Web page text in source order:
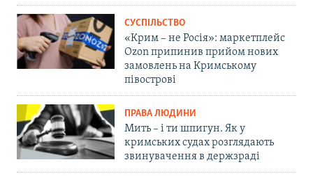
СУСПІЛЬСТВО
«Крим – не Росія»: маркетплейс
Ozon припинив прийом нових
замовлень на Кримському
півострові
ПРАВА ЛЮДИНИ
Мить – і ти шпигун. Як у
кримських судах розглядають
звинувачення в держзраді